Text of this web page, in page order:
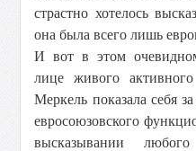
страстно хотелось
она была всего лишь
И вот в этом
лице живого
Меркель показала себя
евросоюзовского
высказывании